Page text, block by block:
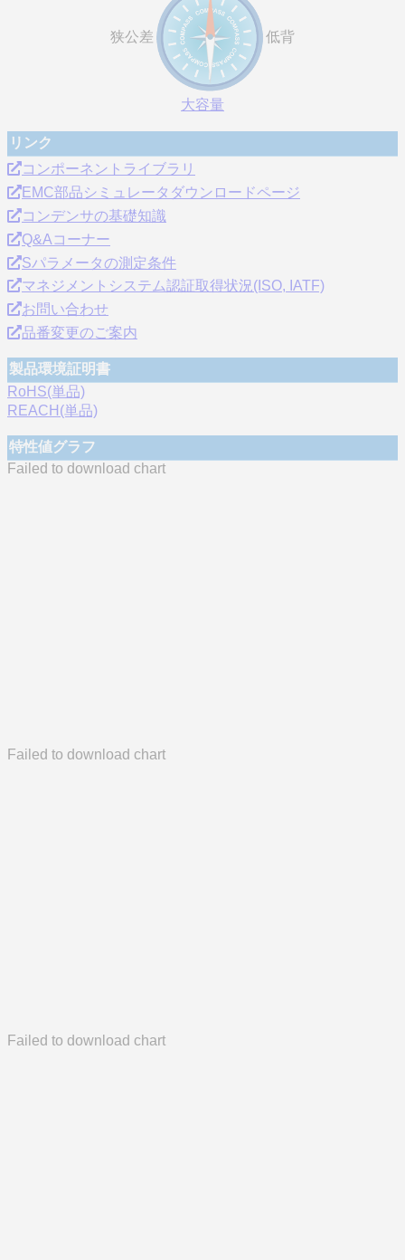
狭公差 低背
大容量
リンク
コンポーネントライブラリ
EMC部品シミュレータダウンロードページ
コンデンサの基礎知識
Q&Aコーナー
Sパラメータの測定条件
マネジメントシステム認証取得状況(ISO, IATF)
お問い合わせ
品番変更のご案内
製品環境証明書
RoHS(単品)
REACH(単品)
特性値グラフ
Failed to download chart
Failed to download chart
Failed to download chart